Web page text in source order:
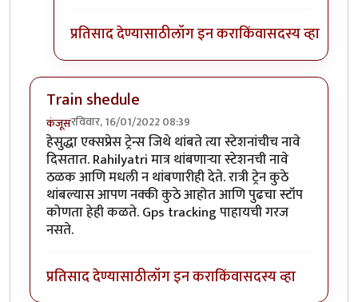
प्रतिसाद देण्यासाठीलॉग इन कराकिंवासदस्य व्हा
Train shedule
कंजूसरविवार, 16/01/2022 08:39
हेसुद्धा एक्सप्रेस ट्रेन्स जिथे थांबते त्या स्टेशनांचीच नावे
दिसतात. Rahilyatri मात्र थांबणाऱ्या स्टेशनची नावे
ठळक आणि मधली न थांबणारीही देते. रात्री ट्रेन कुठे
थांबल्यास आपण नक्की कुठे आहोत आणि पुढचा स्टॉप
कोणता हेही कळते. Gps tracking पाहायची गरज
नसते.
प्रतिसाद देण्यासाठीलॉग इन कराकिंवासदस्य व्हा